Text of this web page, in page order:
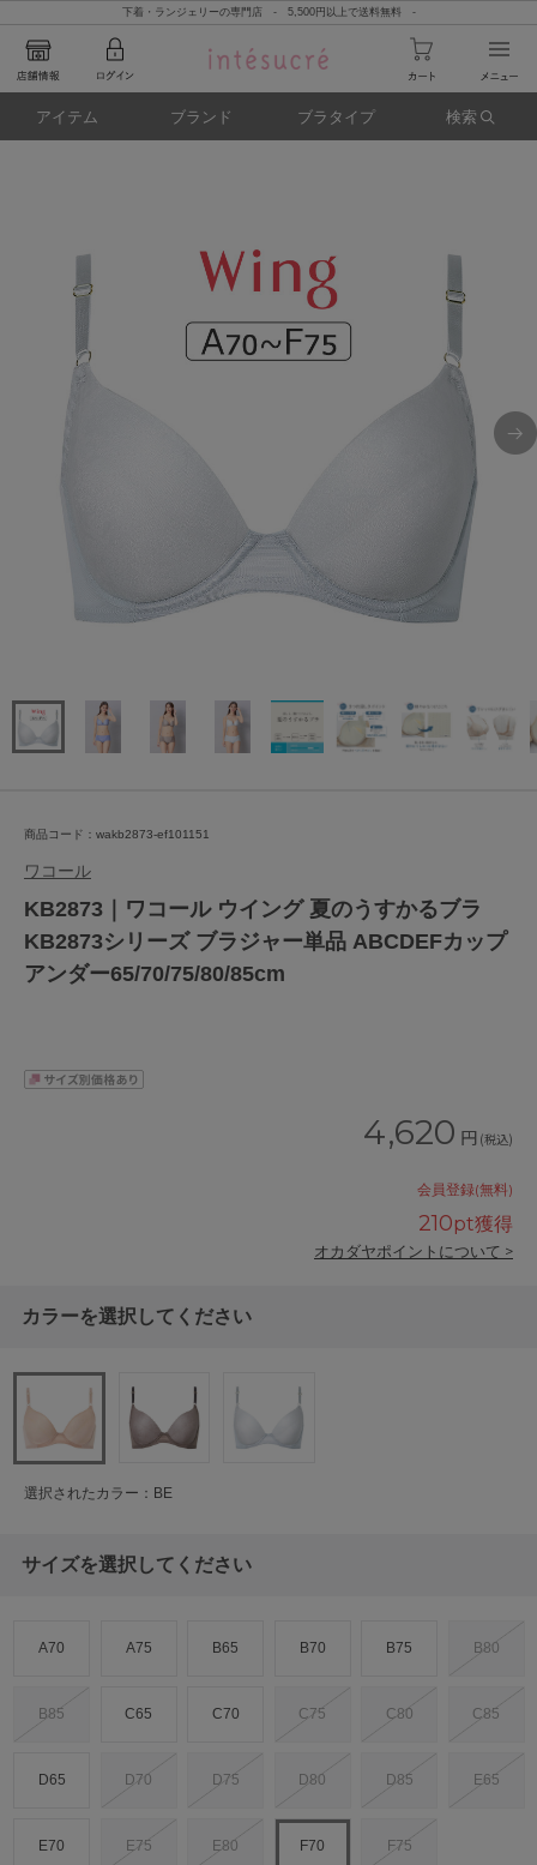
下着・ランジェリーの専門店 - 5,500円以上で送料無料 -
アイテム ブランド ブラタイプ 検索
商品コード：wakb2873-ef101151
ワコール
KB2873｜ワコール ウイング 夏のうすかるブラ
KB2873シリーズ ブラジャー単品 ABCDEFカップ
アンダー65/70/75/80/85cm
4,620 円 (税込)
会員登録(無料)
210pt獲得
オカダヤポイントについて >
カラーを選択してください
選択されたカラー：BE
サイズを選択してください
A70 A75 B65 B70 B75 B80
B85 C65 C70 C75 C80 C85
D65 D70 D75 D80 D85 E65
E70 E75 E80 F70 F75